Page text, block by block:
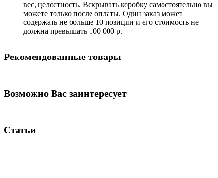
вес, целостность. Вскрывать коробку самостоятельно вы
можете только после оплаты. Один заказ может
содержать не больше 10 позиций и его стоимость не
должна превышать 100 000 р.
Рекомендованные товары
Возможно Вас заинтересует
Статьи